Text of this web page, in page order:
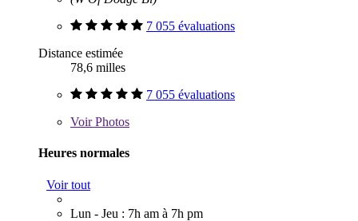
7 055 évaluations
Distance estimée
78,6 milles
7 055 évaluations
VoirPhotos
Heures normales
Voir tout
Lun - Jeu : 7h am à 7h pm